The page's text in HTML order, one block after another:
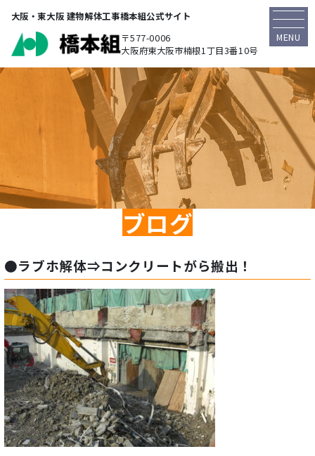
大阪・東大阪 建物解体工事橋本組公式サイト
〒577-0006
大阪府東大阪市楠根1丁目3番10号
MENU
ブログ
●ラブホ解体⇒コンクリートがら搬出！